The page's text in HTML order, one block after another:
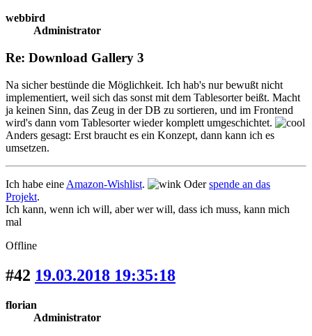
webbird
Administrator
Re: Download Gallery 3
Na sicher bestünde die Möglichkeit. Ich hab's nur bewußt nicht
implementiert, weil sich das sonst mit dem Tablesorter beißt. Macht
ja keinen Sinn, das Zeug in der DB zu sortieren, und im Frontend
wird's dann vom Tablesorter wieder komplett umgeschichtet.
Anders gesagt: Erst braucht es ein Konzept, dann kann ich es
umsetzen.
Ich habe eine Amazon-Wishlist. Oderspende an das
Projekt.
Ich kann, wenn ich will, aber wer will, dass ich muss, kann mich
mal
Offline
#42 19.03.2018 19:35:18
florian
Administrator